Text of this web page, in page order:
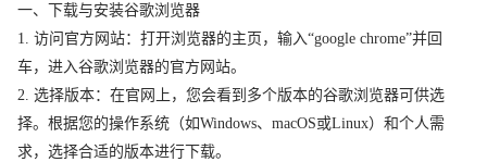
一、下载与安装谷歌浏览器
1. 访问官方网站：打开浏览器的主页，输入“google chrome”并回
车，进入谷歌浏览器的官方网站。
2. 选择版本：在官网上，您会看到多个版本的谷歌浏览器可供选
择。根据您的操作系统（如Windows、macOS或Linux）和个人需
求，选择合适的版本进行下载。